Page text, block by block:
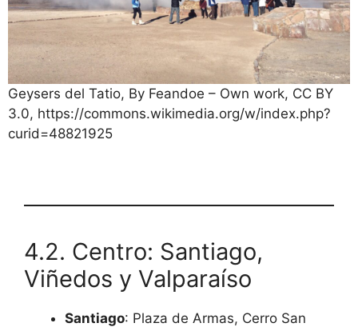
Geysers del Tatio, By Feandoe – Own work, CC BY
3.0, https://commons.wikimedia.org/w/index.php?
curid=48821925
4.2. Centro: Santiago,
Viñedos y Valparaíso
Santiago: Plaza de Armas, Cerro San